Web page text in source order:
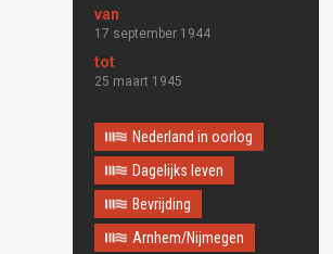
17 september 1944
25 maart 1945
Nederland in oorlog
Dagelijks leven
Bevrijding
Arnhem/Nijmegen